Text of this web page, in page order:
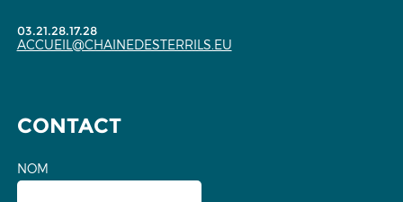
03.21.28.17.28
ACCUEIL@CHAINEDESTERRILS.EU
CONTACT
NOM